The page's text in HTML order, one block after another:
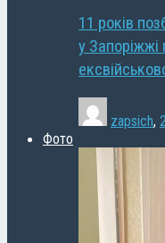
11 років
у
zapsich,
Фото